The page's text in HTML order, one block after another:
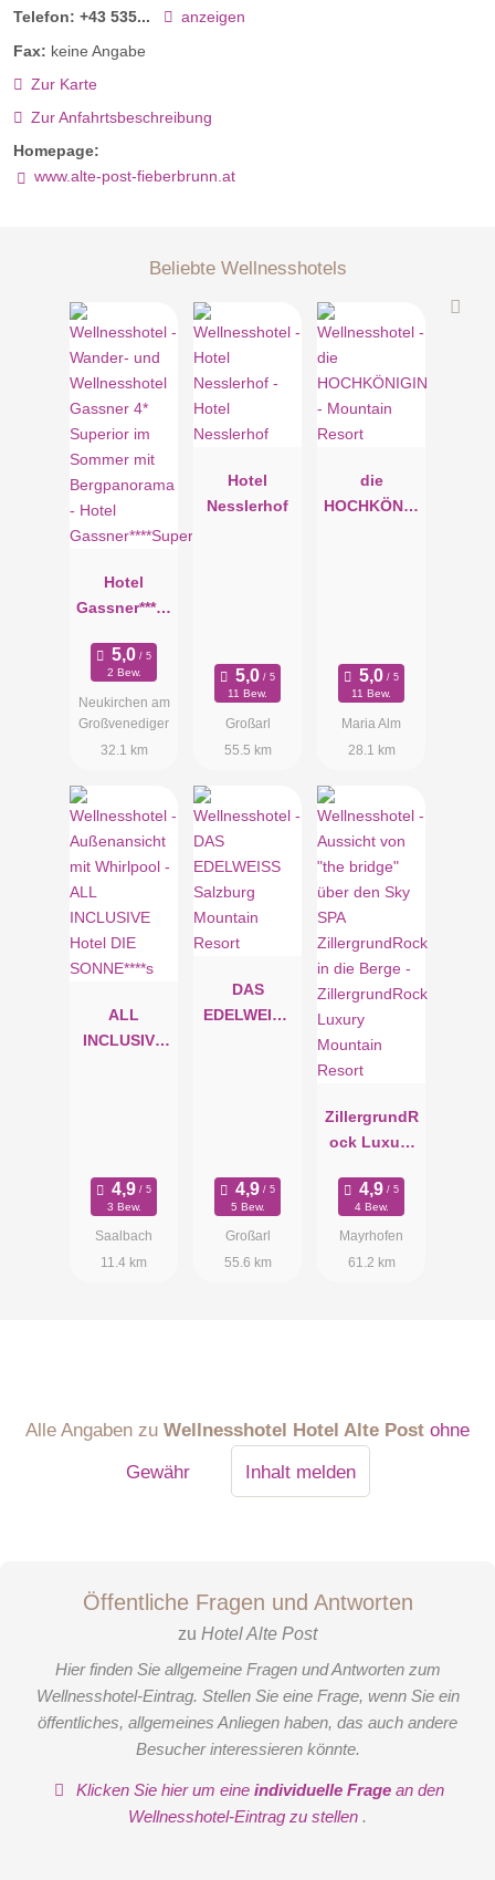
Telefon: +43 535...
anzeigen
Fax: keine Angabe
Zur Karte
Zur Anfahrtsbeschreibung
Homepage:
www.alte-post-fieberbrunn.at
Beliebte Wellnesshotels
Hotel
Gassner****S
2 Bew.
Neukirchen am
Großvenediger
32.1 km
Hotel
Nesslerhof
11 Bew.
Großarl
55.5 km
die
HOCHKÖNIG
11 Bew.
Maria Alm
28.1 km
ALL
INCLUSIVE
3 Bew.
Saalbach
11.4 km
DAS
EDELWEISS
5 Bew.
Großarl
55.6 km
ZillergrundR
ock Luxury
Resort
4 Bew.
Mayrhofen
61.2 km
Alle Angaben zuWellnesshotel Hotel Alte Post ohne
Gewähr
Inhalt melden
Öffentliche Fragen und Antworten
zu Hotel Alte Post
Hier finden Sie allgemeine Fragen und Antworten zum
Wellnesshotel-Eintrag. Stellen Sie eine Frage, wenn Sie ein
öffentliches, allgemeines Anliegen haben, das auch andere
Besucher interessieren könnte.
Klicken Sie hier um eineindividuelle Frage an den
Wellnesshotel-Eintrag zu stellen .